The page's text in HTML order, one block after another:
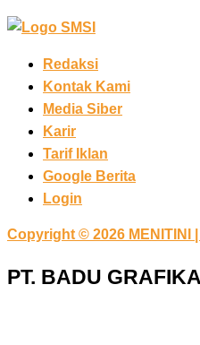
Redaksi
Kontak Kami
Media Siber
Karir
Tarif Iklan
Google Berita
Login
Copyright © 2026 MENITINI |
PT. BADU